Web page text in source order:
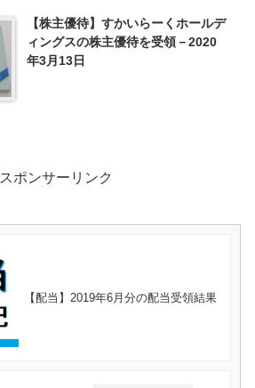
【株主優待】すかいらーくホールデ
ィングスの株主優待を受領－2020
年3月13日
スポンサーリンク
【配当】2019年6月分の配当受領結果